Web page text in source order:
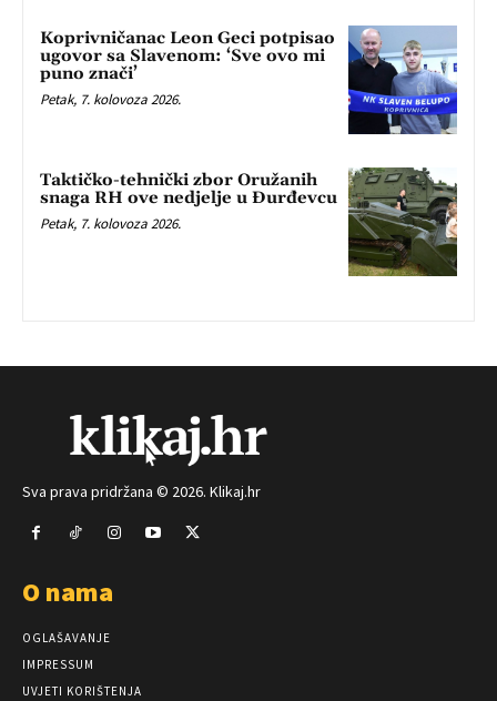
Koprivničanac Leon Geci potpisao
ugovor sa Slavenom: ‘Sve ovo mi
puno znači’
Petak, 7. kolovoza 2026.
Taktičko-tehnički zbor Oružanih
snaga RH ove nedjelje u Đurđevcu
Petak, 7. kolovoza 2026.
Sva prava pridržana © 2026. Klikaj.hr
O nama
OGLAŠAVANJE
IMPRESSUM
UVJETI KORIŠTENJA